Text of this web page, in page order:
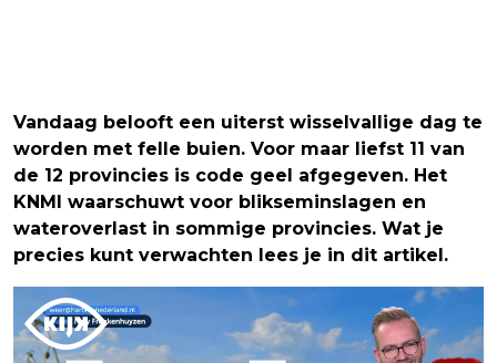
Vandaag belooft een uiterst wisselvallige dag te
worden met felle buien. Voor maar liefst 11 van
de 12 provincies is code geel afgegeven. Het
KNMI waarschuwt voor blikseminslagen en
wateroverlast in sommige provincies. Wat je
precies kunt verwachten lees je in dit artikel.